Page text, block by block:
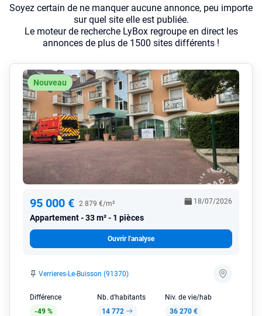
Soyez certain de ne manquer aucune annonce, peu importe
sur quel site elle est publiée.
Le moteur de recherche LyBox regroupe en direct les
annonces de plus de 1500 sites différents !
Nouveau
95 000 € 2 879 €/m²
Appartement 33 m² - 1 pièces
18/07/2026
Ouvrir l'analyse
Verrieres-Le-Buisson (91370)
Différence
-49 %
Nb. d'habitants
14 772
Niv. de vie/hab
36 270 €